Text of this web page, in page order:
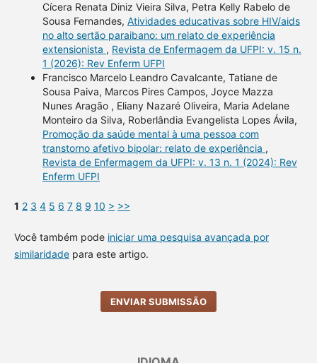
Cícera Renata Diniz Vieira Silva, Petra Kelly Rabelo de
Sousa Fernandes, Atividades educativas sobre HIV/aids
no alto sertão paraibano: um relato de experiência
extensionista , Revista de Enfermagem da UFPI: v. 15 n.
1 (2026): Rev Enferm UFPI
Francisco Marcelo Leandro Cavalcante, Tatiane de
Sousa Paiva, Marcos Pires Campos, Joyce Mazza
Nunes Aragão , Eliany Nazaré Oliveira, Maria Adelane
Monteiro da Silva, Roberlândia Evangelista Lopes Ávila,
Promoção da saúde mental à uma pessoa com
transtorno afetivo bipolar: relato de experiência ,
Revista de Enfermagem da UFPI: v. 13 n. 1 (2024): Rev
Enferm UFPI
1 2 3 4 5 6 7 8 9 10 > >>
Você também pode iniciar uma pesquisa avançada por
similaridadepara este artigo.
ENVIAR SUBMISSÃO